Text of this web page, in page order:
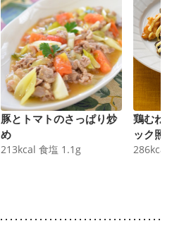
豚とトマトのさっぱり炒
め
213kcal 食塩 1.1 g
鶏むね
ック照
286kcal